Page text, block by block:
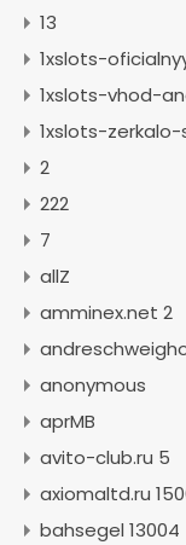
13
1xslots-
1xslots-vhod-
1xslots-zerkalo-
2
222
7
allZ
amminex.net 2
anonymous
aprMB
avito-club.ru 5
axiomaltd.ru
bahsegel 13004